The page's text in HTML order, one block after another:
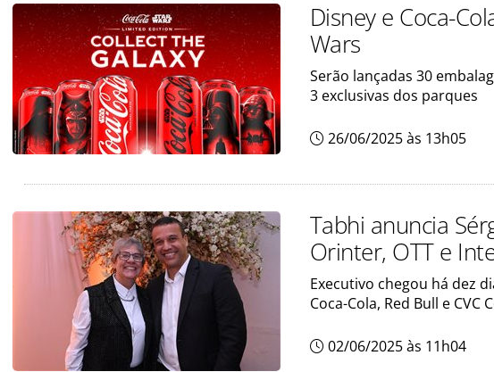
Disney e Coca-
Wars
Serão lançadas 30
3 exclusivas dos parques
26/06/2025 às 13h05
Tabhi anuncia
Orinter, OTT e
Executivo chegou há dez
Coca-Cola, Red Bull e CVC
02/06/2025 às 11h04